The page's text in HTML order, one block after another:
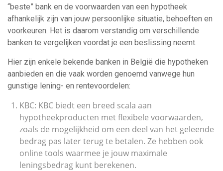
“beste” bank en de voorwaarden van een hypotheek
afhankelijk zijn van jouw persoonlijke situatie, behoeften en
voorkeuren. Het is daarom verstandig om verschillende
banken te vergelijken voordat je een beslissing neemt.
Hier zijn enkele bekende banken in België die hypotheken
aanbieden en die vaak worden genoemd vanwege hun
gunstige lening- en rentevoordelen:
KBC: KBC biedt een breed scala aan
hypotheekproducten met flexibele voorwaarden,
zoals de mogelijkheid om een deel van het geleende
bedrag pas later terug te betalen. Ze hebben ook
online tools waarmee je jouw maximale
leningsbedrag kunt berekenen.